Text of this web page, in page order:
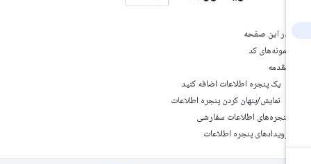
در این صفحه
نمونه‌های کد
مقدمه
یک پنجره اطلاعات اضافه کنید
نمایش/پنهان کردن پنجره اطلاعات
پنجره‌های اطلاعات سفارشی
رویدادهای پنجره اطلاعات